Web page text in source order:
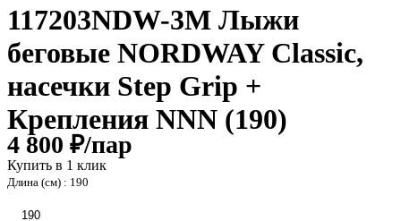
117203NDW-3M Лыжи
беговые NORDWAY Classic,
насечки Step Grip +
Крепления NNN (190)
4 800 ₽/пар
Купить в 1 клик
Длина (см) : 190
190